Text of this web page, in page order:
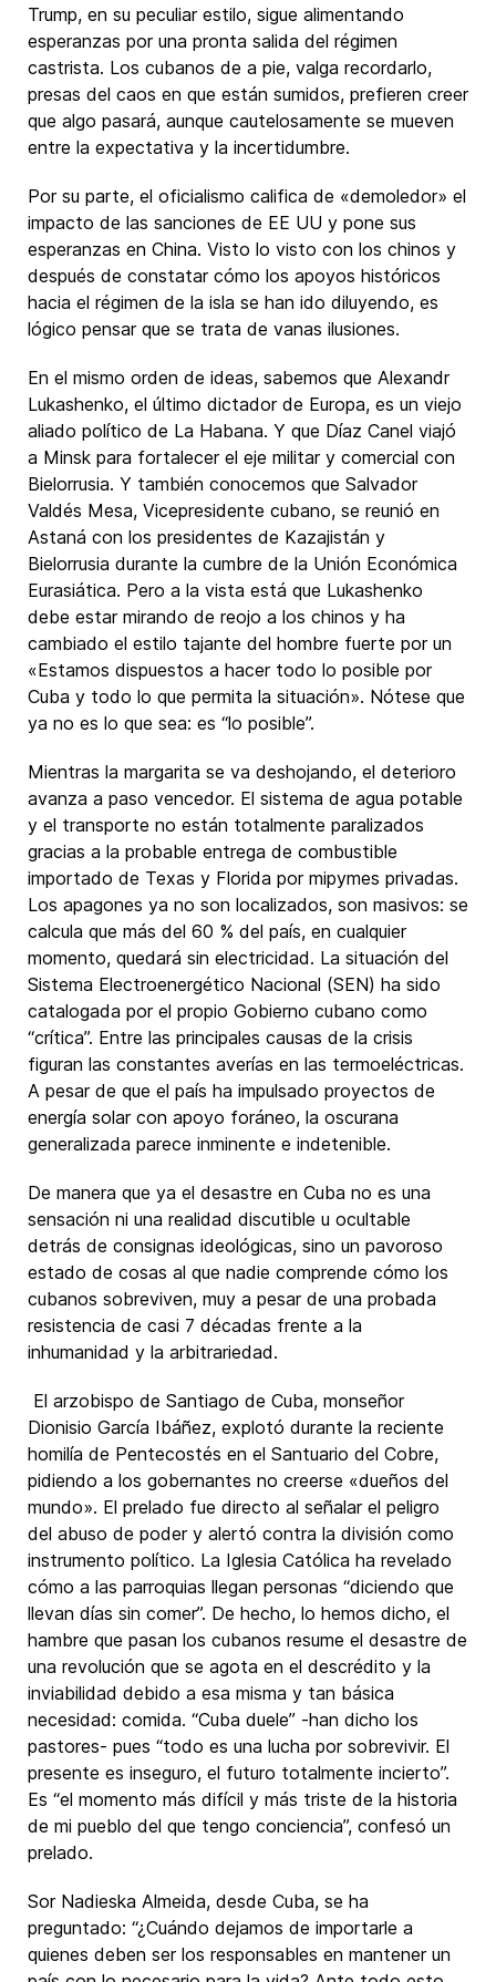
Trump, en su peculiar estilo, sigue alimentando
esperanzas por una pronta salida del régimen
castrista. Los cubanos de a pie, valga recordarlo,
presas del caos en que están sumidos, prefieren creer
que algo pasará, aunque cautelosamente se mueven
entre la expectativa y la incertidumbre.
Por su parte, el oficialismo califica de «demoledor» el
impacto de las sanciones de EE UU y pone sus
esperanzas en China. Visto lo visto con los chinos y
después de constatar cómo los apoyos históricos
hacia el régimen de la isla se han ido diluyendo, es
lógico pensar que se trata de vanas ilusiones.
En el mismo orden de ideas, sabemos que Alexandr
Lukashenko, el último dictador de Europa, es un viejo
aliado político de La Habana. Y que Díaz Canel viajó
a Minsk para fortalecer el eje militar y comercial con
Bielorrusia. Y también conocemos que Salvador
Valdés Mesa, Vicepresidente cubano, se reunió en
Astaná con los presidentes de Kazajistán y
Bielorrusia durante la cumbre de la Unión Económica
Eurasiática. Pero a la vista está que Lukashenko
debe estar mirando de reojo a los chinos y ha
cambiado el estilo tajante del hombre fuerte por un
«Estamos dispuestos a hacer todo lo posible por
Cuba y todo lo que permita la situación». Nótese que
ya no es lo que sea: es “lo posible”.
Mientras la margarita se va deshojando, el deterioro
avanza a paso vencedor. El sistema de agua potable
y el transporte no están totalmente paralizados
gracias a la probable entrega de combustible
importado de Texas y Florida por mipymes privadas.
Los apagones ya no son localizados, son masivos: se
calcula que más del 60 % del país, en cualquier
momento, quedará sin electricidad. La situación del
Sistema Electroenergético Nacional (SEN) ha sido
catalogada por el propio Gobierno cubano como
“crítica”. Entre las principales causas de la crisis
figuran las constantes averías en las termoeléctricas.
A pesar de que el país ha impulsado proyectos de
energía solar con apoyo foráneo, la oscurana
generalizada parece inminente e indetenible.
De manera que ya el desastre en Cuba no es una
sensación ni una realidad discutible u ocultable
detrás de consignas ideológicas, sino un pavoroso
estado de cosas al que nadie comprende cómo los
cubanos sobreviven, muy a pesar de una probada
resistencia de casi 7 décadas frente a la
inhumanidad y la arbitrariedad.
El arzobispo de Santiago de Cuba, monseñor
Dionisio García Ibáñez, explotó durante la reciente
homilía de Pentecostés en el Santuario del Cobre,
pidiendo a los gobernantes no creerse «dueños del
mundo». El prelado fue directo al señalar el peligro
del abuso de poder y alertó contra la división como
instrumento político. La Iglesia Católica ha revelado
cómo a las parroquias llegan personas “diciendo que
llevan días sin comer”. De hecho, lo hemos dicho, el
hambre que pasan los cubanos resume el desastre de
una revolución que se agota en el descrédito y la
inviabilidad debido a esa misma y tan básica
necesidad: comida. “Cuba duele” -han dicho los
pastores- pues “todo es una lucha por sobrevivir. El
presente es inseguro, el futuro totalmente incierto”.
Es “el momento más difícil y más triste de la historia
de mi pueblo del que tengo conciencia”, confesó un
prelado.
Sor Nadieska Almeida, desde Cuba, se ha
preguntado: “¿Cuándo dejamos de importarle a
quienes deben ser los responsables en mantener un